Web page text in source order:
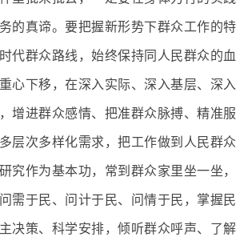
的真谛。要把握新形势下群众工作的特
代群众路线，始终保持同人民群众的血
心下移，在深入实际、深入基层、深入
增进群众感情、把准群众脉搏、精准服
层次多样化需求，把工作做到人民群众
究作为基本功，常到群众家里坐一坐，
需于民、问计于民、问情于民，掌握民
决策、科学安排，倾听群众呼声、了解